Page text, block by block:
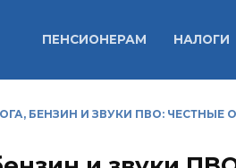
ПЕНСИОНЕРАМ НАЛОГИ
БЕНЗИН И ЗВУКИ ПВО: ЧЕСТНЫЕ